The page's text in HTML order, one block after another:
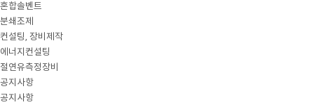
혼합솔벤트
분쇄조제
컨설팅, 장비제작
에너지컨설팅
절연유측정장비
공지사항
공지사항